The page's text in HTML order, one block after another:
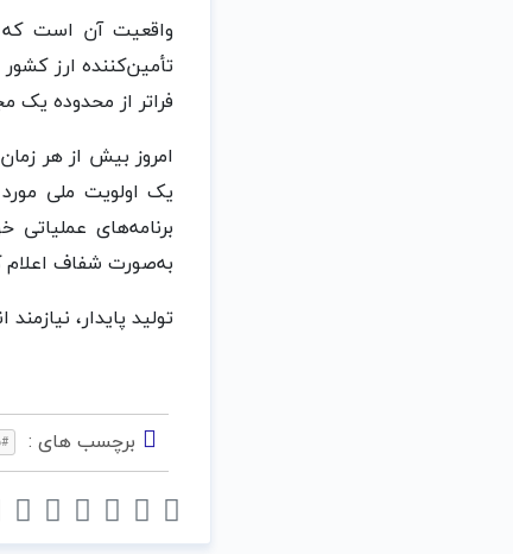
واقعیت آن است
تأمین‌کننده ارز
فراتر از محدوده یک
امروز بیش از هر
یک اولویت ملی
برنامه‌های
به‌صورت شفاف اعلام
تولید پایدار،
برچسب های :